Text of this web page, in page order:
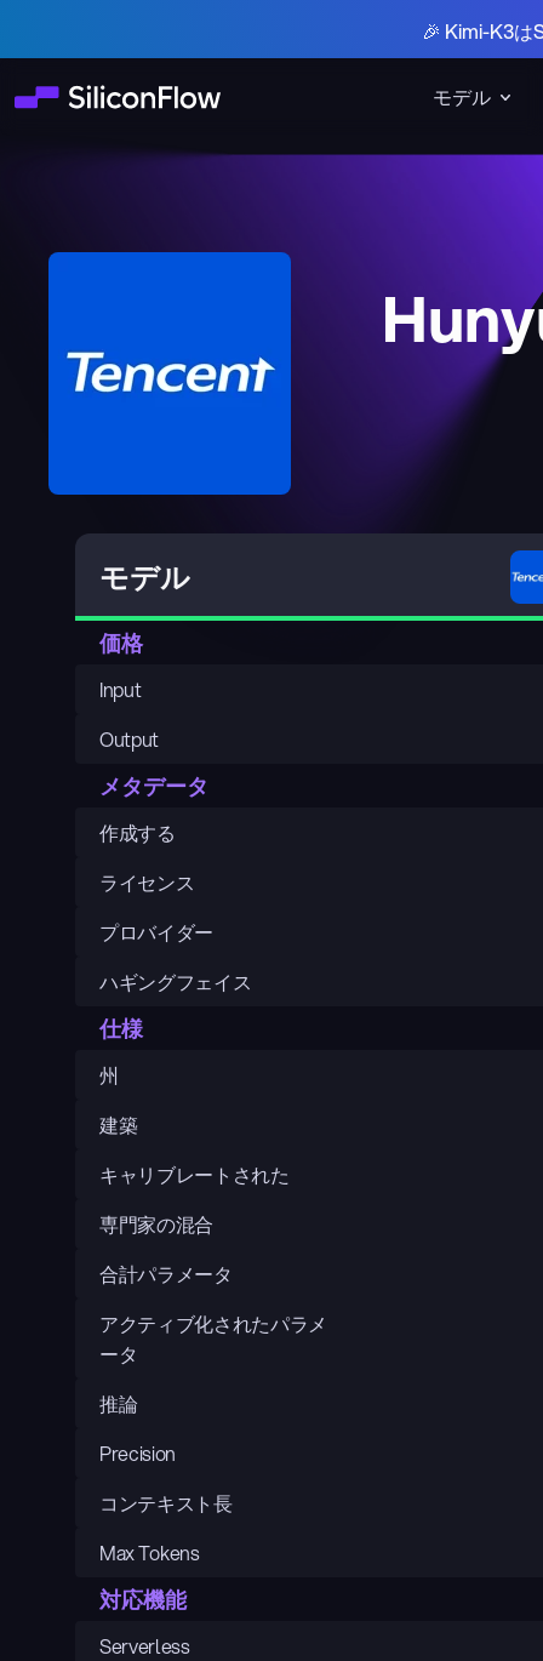
モデル
🎉 Kimi-K3
モデル
価格
Input
Output
メタデータ
作成する
ライセンス
プロバイダー
ハギングフェイス
仕様
州
建築
キャリブレートされた
専門家の混合
合計パラメータ
アクティブ化されたパラメ
ータ
推論
Precision
コンテキスト長
Max Tokens
対応機能
Serverless